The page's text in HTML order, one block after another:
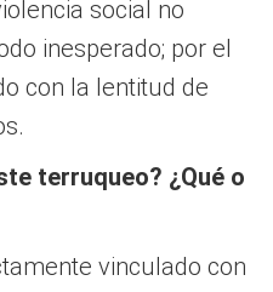
social no
inesperado; por el
con la lentitud de
terruqueo? ¿Qué o
vinculado con